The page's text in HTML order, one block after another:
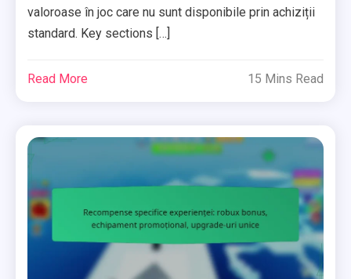
valoroase în joc care nu sunt disponibile prin achiziții
standard. Key sections […]
Read More 15 Mins Read